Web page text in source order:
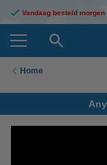
Vandaag besteld
Home